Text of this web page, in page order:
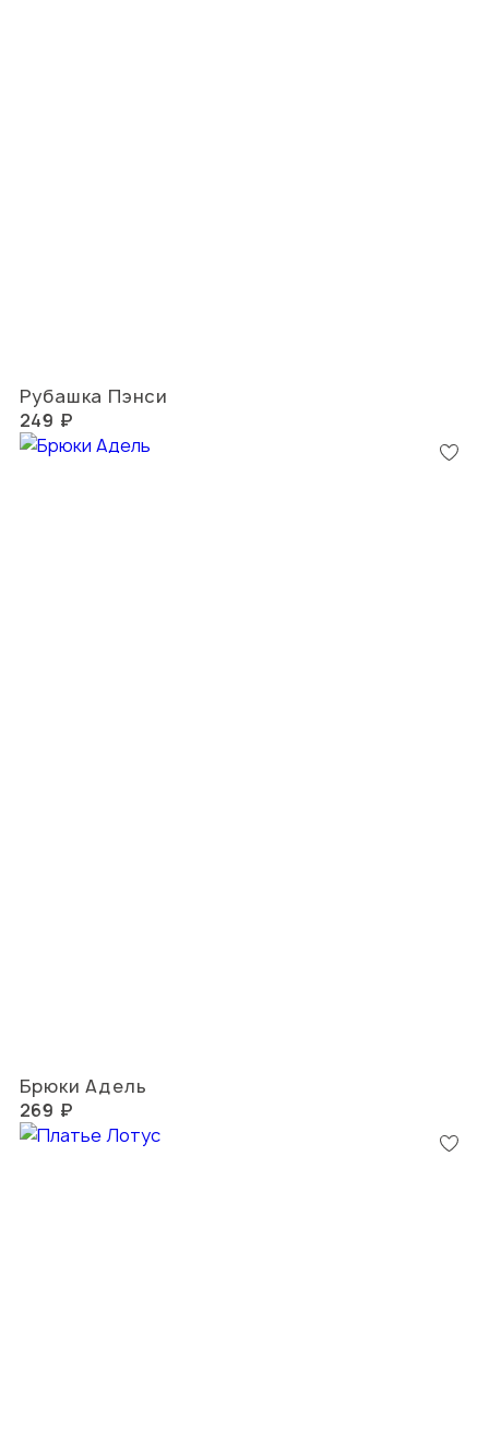
Рубашка Пэнси
249 ₽
Брюки Адель
269 ₽